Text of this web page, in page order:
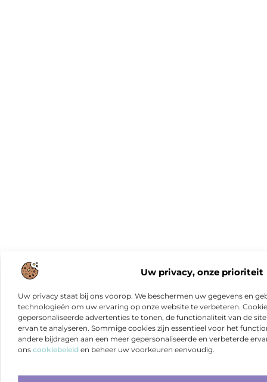
Uw privacy, onze prioriteit
Uw privacy staat bij ons voorop. We beschermen uw gegevens en
technologieën om uw ervaring op onze website te verbeteren.
gepersonaliseerde advertenties te tonen, de functionaliteit van de
ervan te analyseren. Sommige cookies zijn essentieel voor het
andere bijdragen aan een meer gepersonaliseerde en verbeterde
ons cookiebeleid en beheer uw voorkeuren eenvoudig.